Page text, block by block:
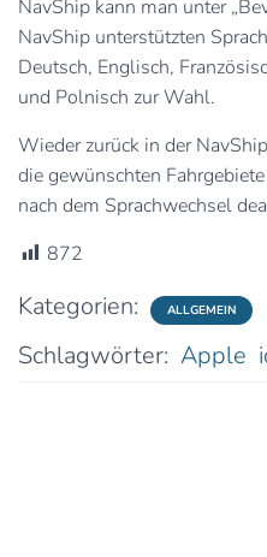
NavShip kann man unter
NavShip unterstützten
Deutsch, Englisch,
und Polnisch zur Wahl.
Wieder zurück in der
die gewünschten
nach dem Sprachwechsel
872
Kategorien: ALLGEMEIN
Schlagwörter: Apple